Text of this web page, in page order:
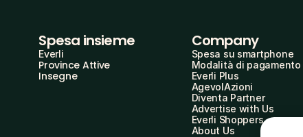
Spesa insieme
Everli
Province Attive
Insegne
Company
Spesa su smartphone
Modalità di pagamento
Everli Plus
AgevolAzioni
Diventa Partner
Advertise with Us
Everli Shoppers
About Us